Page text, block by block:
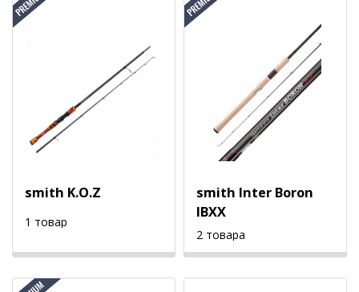
smith K.O.Z
1 товар
smith Inter Boron
IBXX
2 товара